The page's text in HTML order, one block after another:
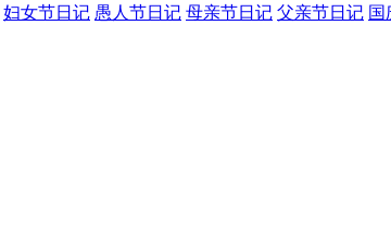
妇女节日记 愚人节日记 母亲节日记 父亲节日记 国